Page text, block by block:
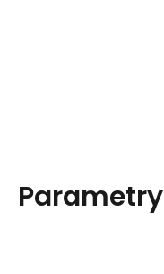
Parametry